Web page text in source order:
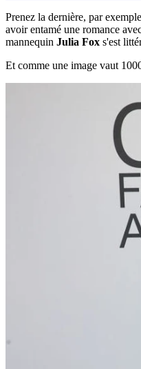
Prenez la dernière, par
avoir entamé une romance
mannequin Julia Fox s'est
Et comme une image vaut